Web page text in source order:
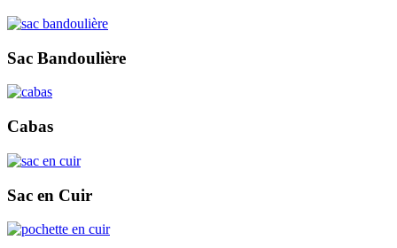
Sac Bandoulière
Cabas
Sac en Cuir